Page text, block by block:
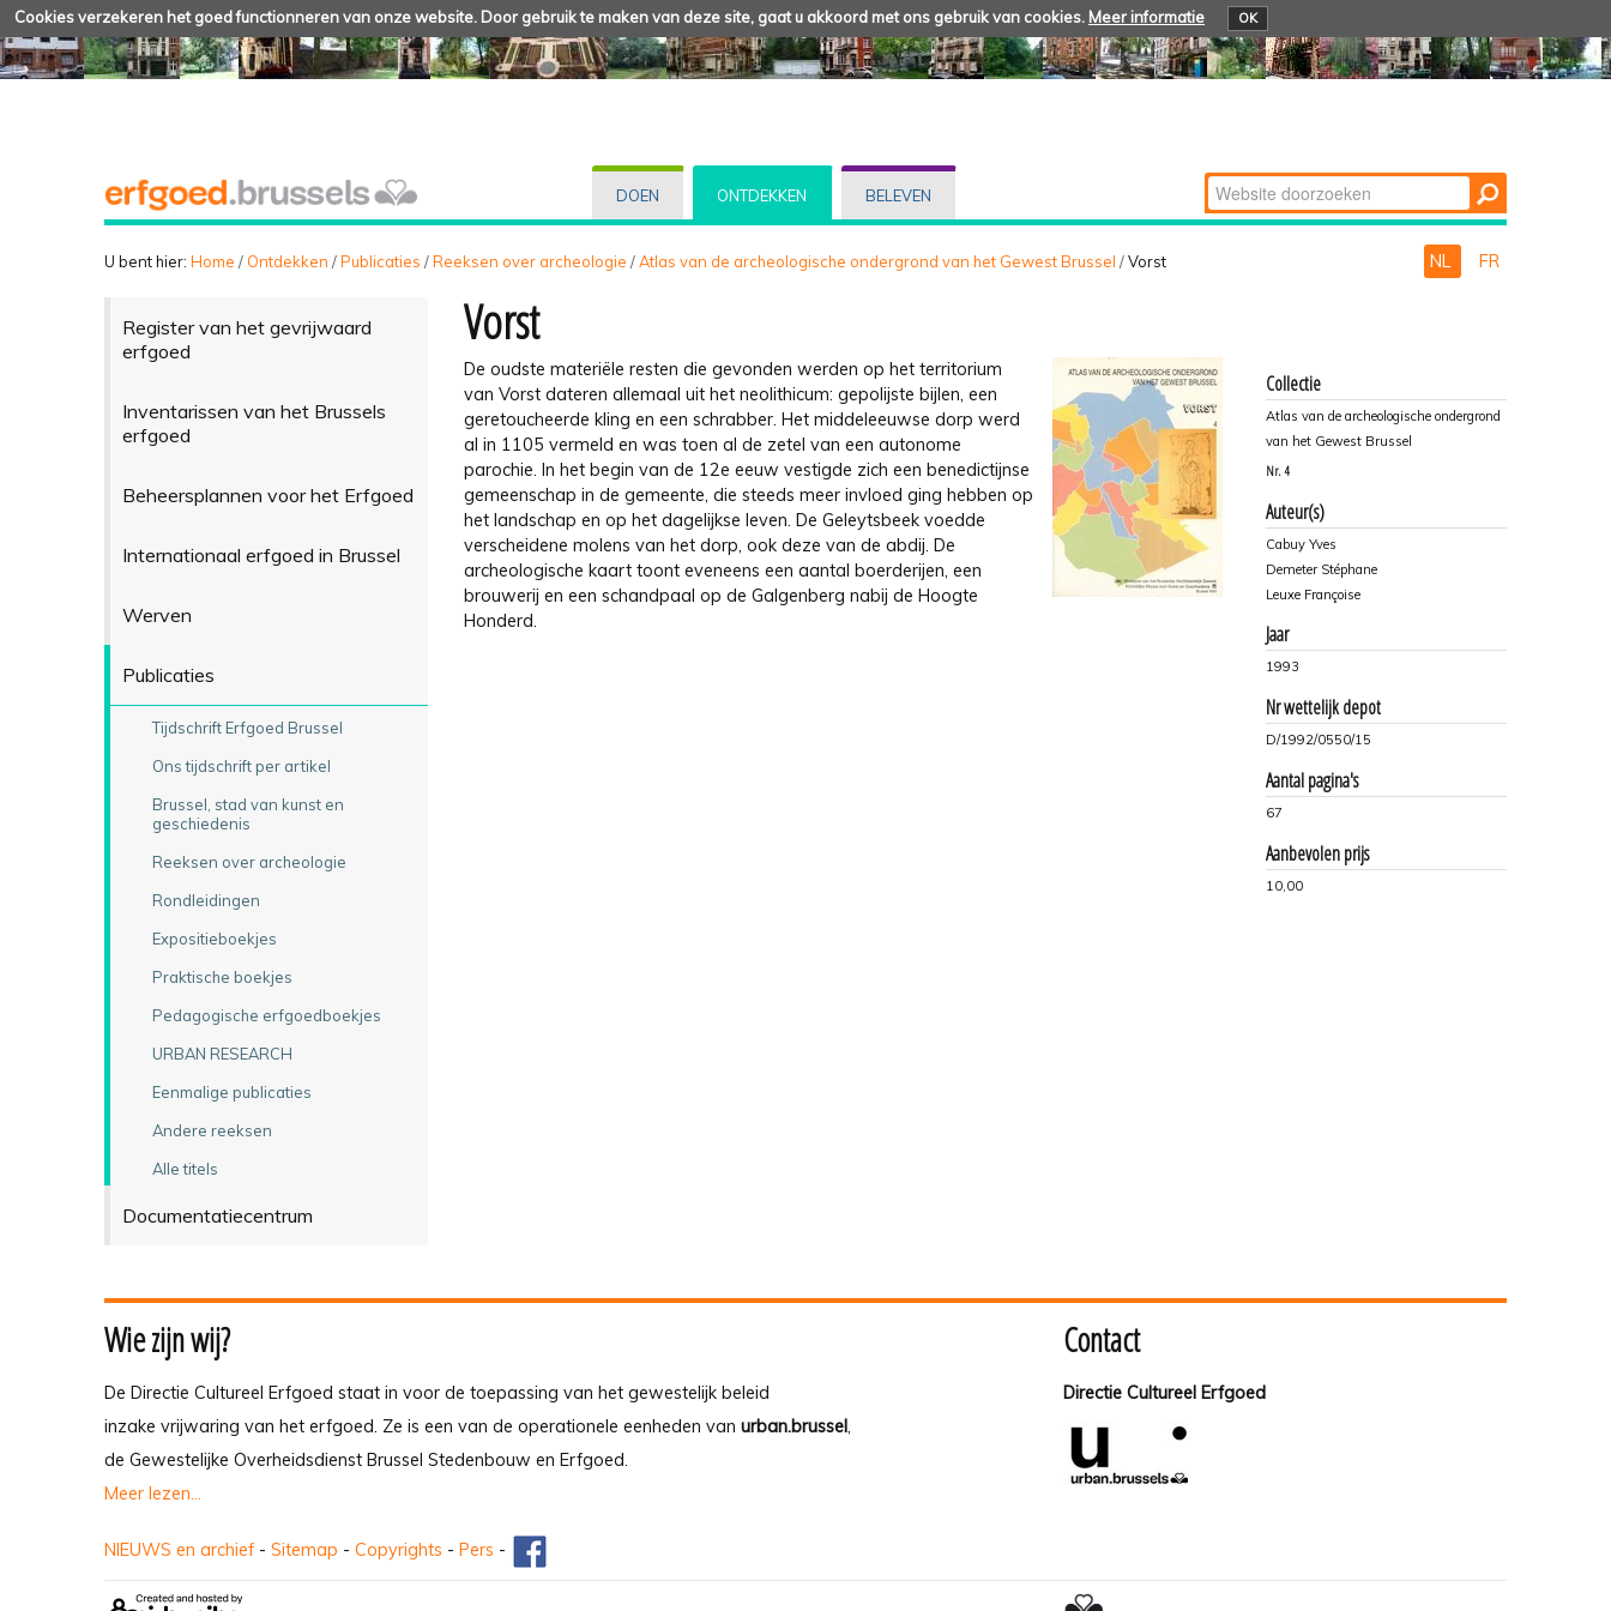
Cookies verzekeren het goed functionneren van onze website. Door gebruik te maken van deze site, gaat u akkoord met ons gebruik van cookies. Meer informatie OK
DOEN ONTDEKKEN BELEVEN Zoek
Geavanceerd
U bent hier: Home / Ontdekken /Publicaties /Reeksen over archeologie /Atlas van de archeologische ondergrond van het Gewest Brussel /Vorst NL FR
Register van het gevrijwaard
erfgoed
Inventarissen van het Brussels
erfgoed
Beheersplannen voor het Erfgoed
Internationaal erfgoed in Brussel
Werven
Publicaties
Tijdschrift Erfgoed Brussel
Ons tijdschrift per artikel
Brussel, stad van kunst en
geschiedenis
Reeksen over archeologie
Rondleidingen
Expositieboekjes
Praktische boekjes
Pedagogische erfgoedboekjes
URBAN RESEARCH
Eenmalige publicaties
Andere reeksen
Alle titels
Documentatiecentrum
Vorst
De oudste materiële resten die gevonden werden op het territorium
van Vorst dateren allemaal uit het neolithicum: gepolijste bijlen, een
geretoucheerde kling en een schrabber. Het middeleeuwse dorp werd
al in 1105 vermeld en was toen al de zetel van een autonome
parochie. In het begin van de 12e eeuw vestigde zich een benedictijnse
gemeenschap in de gemeente, die steeds meer invloed ging hebben op
het landschap en op het dagelijkse leven. De Geleytsbeek voedde
verscheidene molens van het dorp, ook deze van de abdij. De
archeologische kaart toont eveneens een aantal boerderijen, een
brouwerij en een schandpaal op de Galgenberg nabij de Hoogte
Honderd.
Collectie
Atlas van de archeologische ondergrond
van het Gewest Brussel
Nr. 4
Auteur(s)
Cabuy Yves
Demeter Stéphane
Leuxe Françoise
Jaar
1993
Nr wettelijk depot
D/1992/0550/15
Aantal pagina's
67
Aanbevolen prijs
10,00
Wie zijn wij?
De Directie Cultureel Erfgoed staat in voor de toepassing van het gewestelijk beleid
inzake vrijwaring van het erfgoed. Ze is een van de operationele eenheden van urban.brussel,
de Gewestelijke Overheidsdienst Brussel Stedenbouw en Erfgoed.
Meer lezen...
Contact
Directie Cultureel Erfgoed
NIEUWS en archief - Sitemap - Copyrights - Pers -